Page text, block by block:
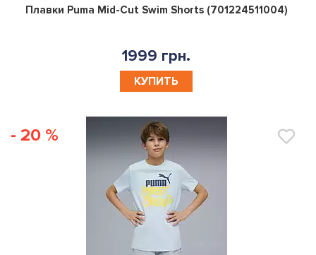
0
Плавки Puma Mid-Cut Swim Shorts (701224511004)
1999 грн.
КУПИТЬ
- 20 %